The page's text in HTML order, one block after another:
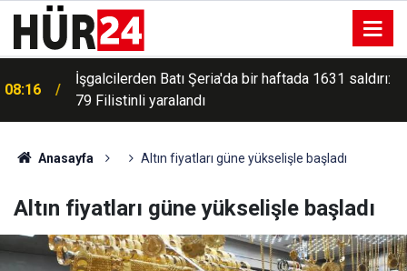
08:16
İşgalcilerden Batı Şeria'da bir haftada 1631 saldırı:
79 Filistinli yaralandı
Anasayfa Altın fiyatları güne yükselişle başladı
Altın fiyatları güne yükselişle başladı